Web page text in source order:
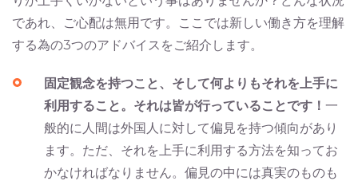
であれ、ご心配は無用です。ここでは新しい働き方を理解
する為の3つのアドバイスをご紹介します。
固定観念を持つこと、そして何よりもそれを上手に
利用すること。それは皆が行っていることです！ 一
般的に人間は外国人に対して偏見を持つ傾向があり
ます。ただ、それを上手に利用する方法を知ってお
かなければなりません。偏見の中には真実のものも